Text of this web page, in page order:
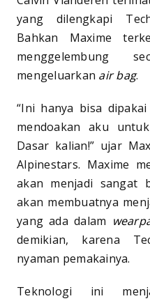
yang dilengkapi
Bahkan Maxime
menggelembung
mengeluarkan air bag.
“Ini hanya bisa
mendoakan aku
Dasar kalian!” ujar
Alpinestars. Maxime
akan menjadi sangat
akan membuatnya
yang ada dalam
demikian, karena
nyaman pemakainya.
Teknologi ini